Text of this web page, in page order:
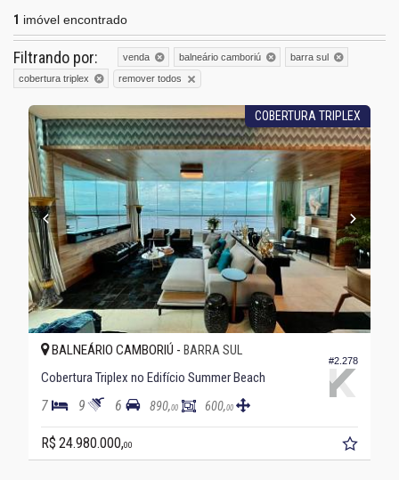
1 imóvel encontrado
Filtrando por: venda balneário camboriú
barra sul
cobertura triplex
remover todos
COBERTURA TRIPLEX
#2.278
BALNEÁRIO CAMBORIÚ - BARRA SUL
Cobertura Triplex no Edifício Summer Beach
7 9 6 890,00 600,00
R$ 24.980.000,00